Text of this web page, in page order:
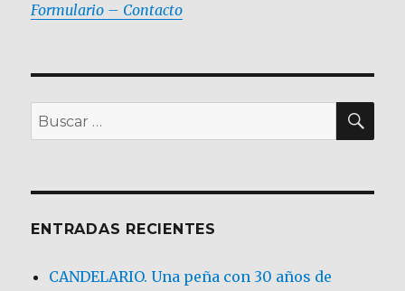
Formulario – Contacto
Buscar
por:
ENTRADAS RECIENTES
CANDELARIO. Una peña con 30 años de